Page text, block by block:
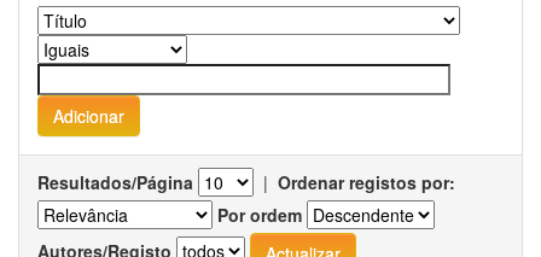
Resultados/Página | Ordenar registos por:
Por ordem
Autores/Registo